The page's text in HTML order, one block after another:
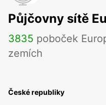
Půjčovny sítě
3835 poboček
zemích
České republiky